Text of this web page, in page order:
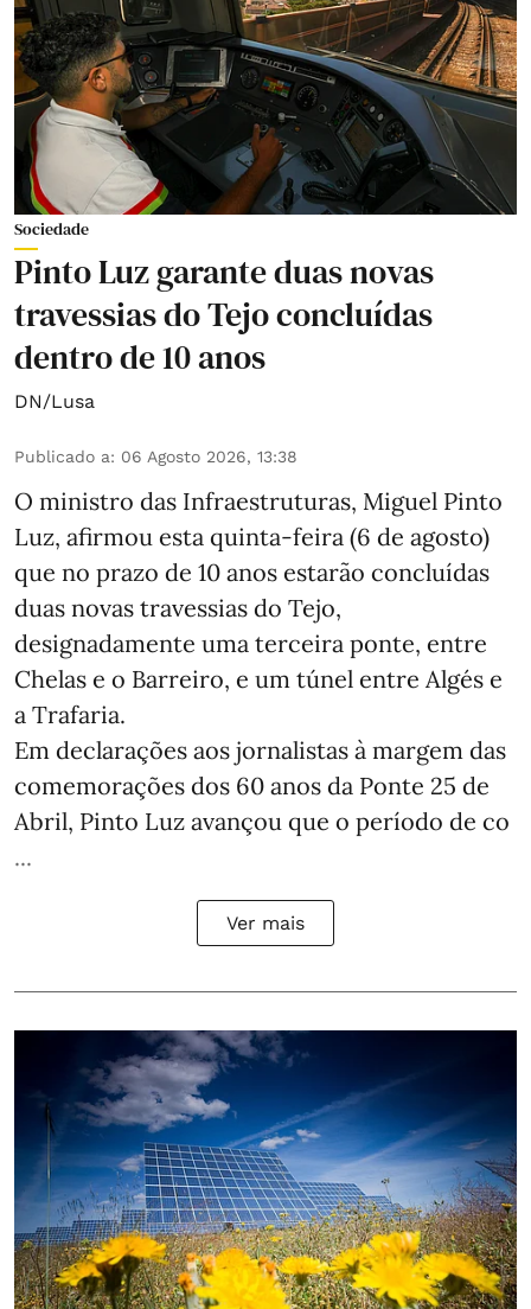
Sociedade
Pinto Luz garante duas novas
travessias do Tejo concluídas
dentro de 10 anos
DN/Lusa
Publicado a: 06 Agosto 2026, 13:38
O ministro das Infraestruturas, Miguel Pinto
Luz, afirmou esta quinta-feira (6 de agosto)
que no prazo de 10 anos estarão concluídas
duas novas travessias do Tejo,
designadamente uma terceira ponte, entre
Chelas e o Barreiro, e um túnel entre Algés e
a Trafaria.
Em declarações aos jornalistas à margem das
comemorações dos 60 anos da Ponte 25 de
Abril, Pinto Luz avançou que o período de co
...
Ver mais